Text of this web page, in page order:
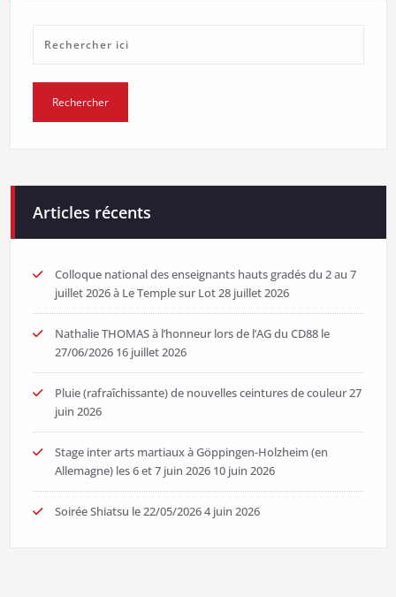
Articles récents
Colloque national des enseignants hauts gradés du 2 au 7
juillet 2026 à Le Temple sur Lot28 juillet 2026
Nathalie THOMAS à l’honneur lors de l’AG du CD88 le
27/06/2026 16 juillet 2026
Pluie (rafraîchissante) de nouvelles ceintures de couleur27
juin 2026
Stage inter arts martiaux à Göppingen-Holzheim (en
Allemagne) les 6 et 7 juin 2026 10 juin 2026
Soirée Shiatsu le 22/05/20264 juin 2026